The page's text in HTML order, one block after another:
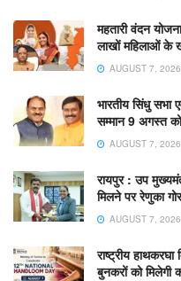
महतारी वंदन
लाखों महिलाओं के
AUGUST 7, 2026
भारतीय सिंधु सभा
सम्मान 9 अगस्त
AUGUST 7, 2026
रायपुर : उप
मिलने पर रेणुका
AUGUST 7, 2026
राष्ट्रीय
बुनकरों को मिलेगी